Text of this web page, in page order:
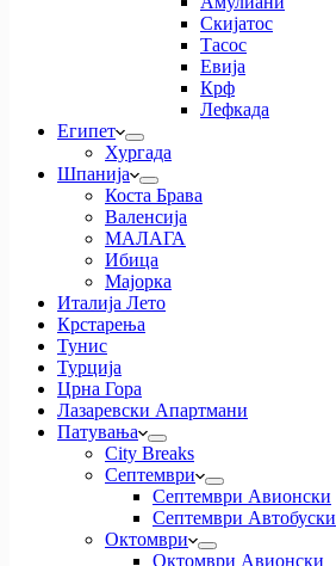
Скијатос
Тасос
Евија
Крф
Лефкада
Египет
Хургада
Шпанија
Коста Брава
Валенсија
МАЛАГА
Ибица
Мајорка
Италија Лето
Крстарења
Тунис
Турција
Црна Гора
Лазаревски Апартмани
Патувања
City Breaks
Септември
Септември Авионски
Септември Автобуски
Октомври
Октомври Авионски